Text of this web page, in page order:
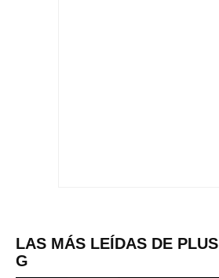
LAS MÁS LEÍDAS DE PLUS
G